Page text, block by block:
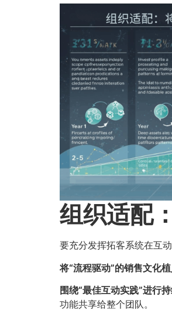
组织适配
要充分发挥拓客系统在互
将“流程驱动”的销售文化
围绕“最佳互动实践”进行
功能共享给整个团队。